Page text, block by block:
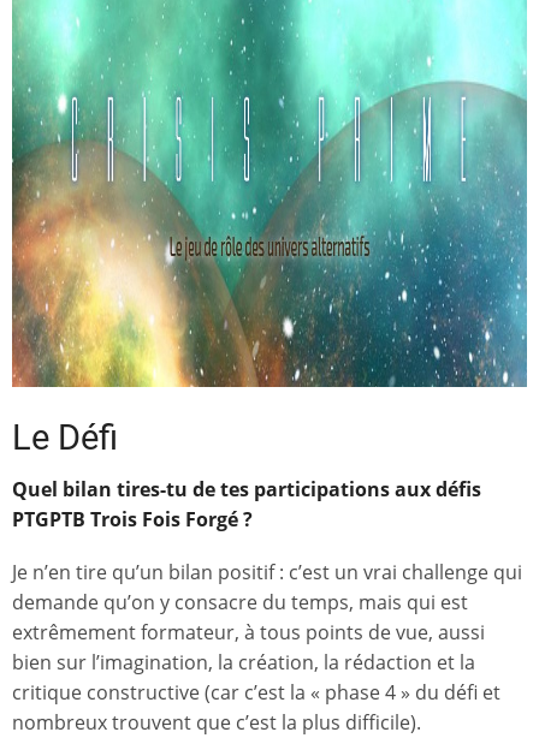
Le Défi
Quel bilan tires-tu de tes participations aux défis
PTGPTB Trois Fois Forgé ?
Je n’en tire qu’un bilan positif : c’est un vrai challenge qui
demande qu’on y consacre du temps, mais qui est
extrêmement formateur, à tous points de vue, aussi
bien sur l’imagination, la création, la rédaction et la
critique constructive (car c’est la « phase 4 » du défi et
nombreux trouvent que c’est la plus difficile).